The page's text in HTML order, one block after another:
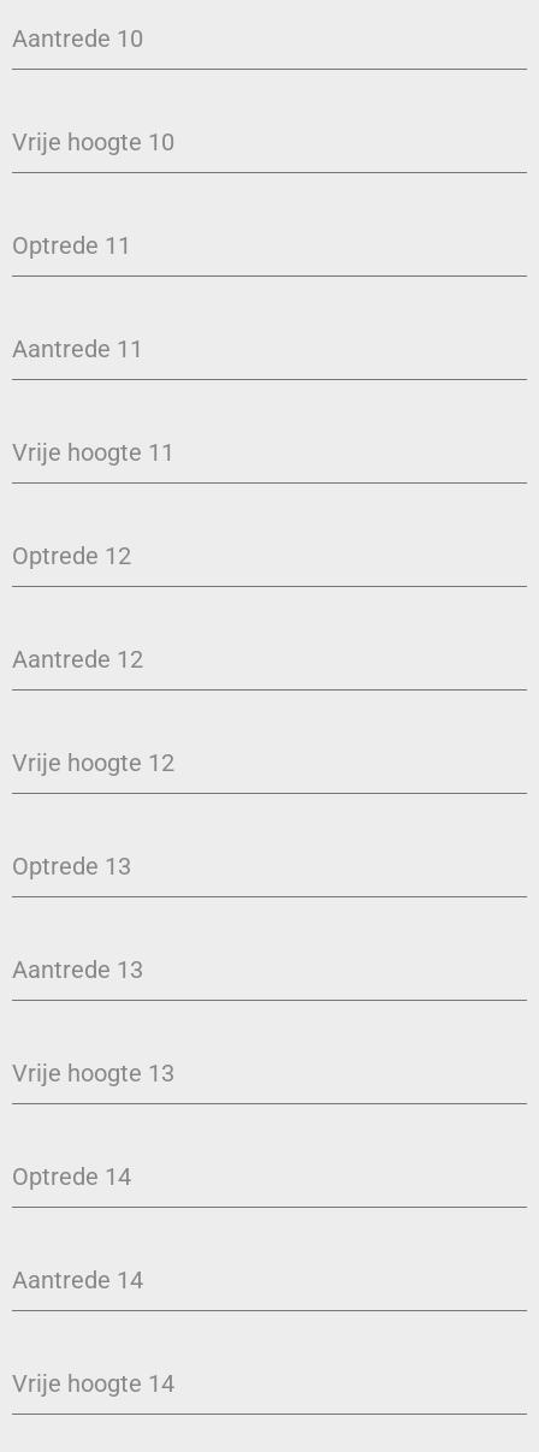
Aantrede 10
Vrije hoogte 10
Optrede 11
Aantrede 11
Vrije hoogte 11
Optrede 12
Aantrede 12
Vrije hoogte 12
Optrede 13
Aantrede 13
Vrije hoogte 13
Optrede 14
Aantrede 14
Vrije hoogte 14